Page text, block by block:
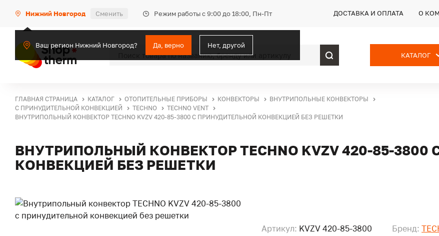
Нижний Новгород Сменить Режим работы с 9:00 до 18:00, Пн-Пт
Ваш регион Нижний Новгород? Да, верно Нет, другой
ДОСТАВКА И ОПЛАТА О
КАТАЛОГ
ГЛАВНАЯ СТРАНИЦА КАТАЛОГ ОТОПИТЕЛЬНЫЕ ПРИБОРЫ КОНВЕКТОРЫ
ВНУТРИПОЛЬНЫЕ КОНВЕКТОРЫ
С ПРИНУДИТЕЛЬНОЙ КОНВЕКЦИЕЙ
TECHNO
TECHNO VENT
ВНУТРИПОЛЬНЫЙ КОНВЕКТОР TECHNO KVZV 420-85-3800 С ПРИНУДИТЕЛЬНОЙ КОНВЕКЦИЕЙ БЕЗ РЕШЕТКИ
ВНУТРИПОЛЬНЫЙ КОНВЕКТОР TECHNO KVZV 420-85-
КОНВЕКЦИЕЙ БЕЗ РЕШЕТКИ
Артикул: KVZV 420-85-3800 Бренд: